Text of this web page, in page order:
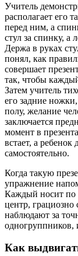
Учитель
располагает его
перед ним, а
стул за спинку, а
Держа в руках
понял, как
совершает
так, чтобы
Затем учитель
его задние
полу, желание
заключается
момент в
встает, а ребенок
самостоятельно.
Когда такую
упражнение
Каждый носит по
центр, грациозно
наблюдают за
одногруппников,
Как